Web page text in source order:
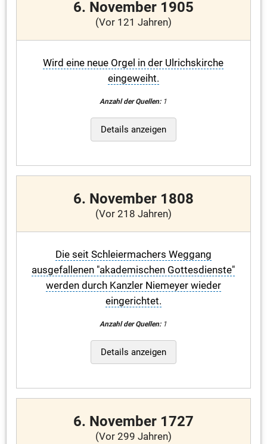
6. November 1905
(Vor 121 Jahren)
Wird eine neue Orgel in der Ulrichskirche
eingeweiht.
Anzahl der Quellen:1
Details anzeigen
6. November 1808
(Vor 218 Jahren)
Die seit Schleiermachers Weggang
ausgefallenen "akademischen Gottesdienste"
werden durch Kanzler Niemeyer wieder
eingerichtet.
Anzahl der Quellen:1
Details anzeigen
6. November 1727
(Vor 299 Jahren)